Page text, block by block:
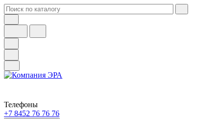
Телефоны
+7 8452 76 76 76